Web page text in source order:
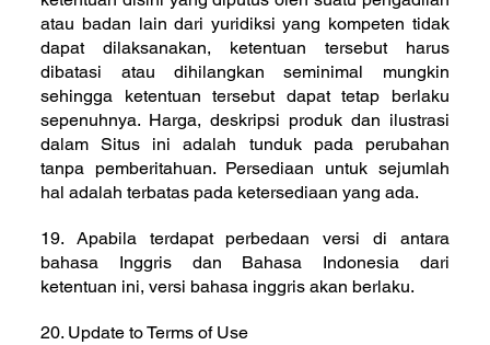
atau badan lain dari yuridiksi yang kompeten tidak
dapat dilaksanakan, ketentuan tersebut harus
dibatasi atau dihilangkan seminimal mungkin
sehingga ketentuan tersebut dapat tetap berlaku
sepenuhnya. Harga, deskripsi produk dan ilustrasi
dalam Situs ini adalah tunduk pada perubahan
tanpa pemberitahuan. Persediaan untuk sejumlah
hal adalah terbatas pada ketersediaan yang ada.
19. Apabila terdapat perbedaan versi di antara
bahasa Inggris dan Bahasa Indonesia dari
ketentuan ini, versi bahasa inggris akan berlaku.
20. Update to Terms of Use